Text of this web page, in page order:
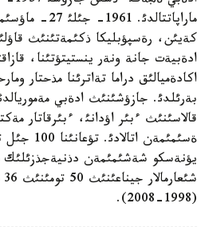
ماراپاتتالدئ.
كةيئن، رةسپؤبليكا ذكئمةتئنئث
ادةبيةت جانة ونةر ينستيتؤتئنا،
اكادةميالئق دراما تةاترئنا مذحتار
بةرئلدئ. جازؤشئنئث ادةبي
قالاسئنئث ءبئر اؤدانئ، ءبئرقاتار
ةسئمئمةن
يؤنةسكو شةشئمئمةن دذنيةجذزئلئك
(1998-2008).